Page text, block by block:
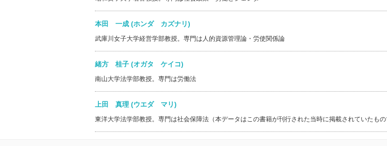
本田 一成 (ホンダ カズナリ)
武庫川女子大学経営学部教授。専門は人的資源管理論・労使関係論
緒方 桂子 (オガタ ケイコ)
南山大学法学部教授。専門は労働法
上田 真理 (ウエダ マリ)
東洋大学法学部教授。専門は社会保障法（本データはこの書籍が刊行された当時に掲載されていたもの